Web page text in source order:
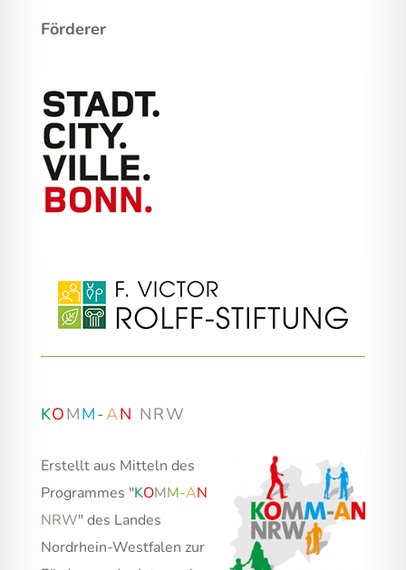
Förderer
KOMM-AN NRW
Erstellt aus Mitteln des
Programmes "KOMM-AN
NRW" des Landes
Nordrhein-Westfalen zur